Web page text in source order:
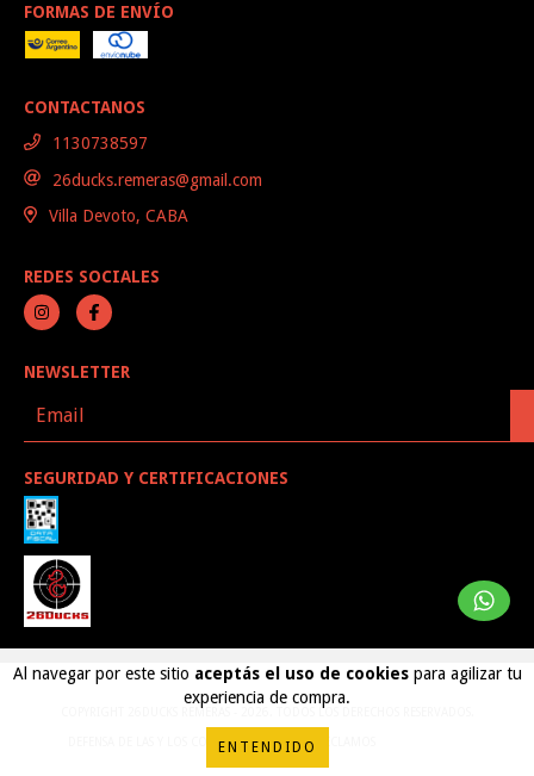
Al navegar por este sitio aceptás el uso de cookiespara agilizar tu
experiencia de compra.
ENTENDIDO
FORMAS DE ENVÍO
CONTACTANOS
1130738597
26ducks.remeras@gmail.com
Villa Devoto, CABA
REDES SOCIALES
NEWSLETTER
SEGURIDAD Y CERTIFICACIONES
COPYRIGHT 26DUCKS REMERAS - 2026. TODOS LOS DERECHOS RESERVADOS.
DEFENSA DE LAS Y LOS CONSUMIDORES. PARA RECLAMOS
BOTÓN DE ARREPENTIMIENTO